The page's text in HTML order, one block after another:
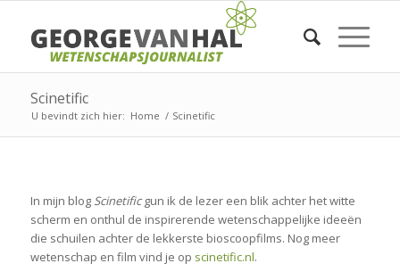
Scinetific
U bevindt zich hier: Home / Scinetific
In mijn blog Scinetificgun ik de lezer een blik achter het witte
scherm en onthul de inspirerende wetenschappelijke ideeën
die schuilen achter de lekkerste bioscoopfilms. Nog meer
wetenschap en film vind je op scinetific.nl.